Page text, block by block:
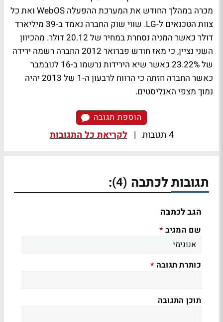
מכרה במהלך החודש את המערכת ההפעלה WebOS ואת כל
צוות הטכנאים ל-LG. שווי שוק החברה נאמד ב-39 מיליארד
דולר כאשר המניה נסחרת במחיר של 20.12 דולר. מהכיוון
השני נציין, כי מאז חודש פברואר 2012 החברה רשמה ירידה
של 23.22% כאשר שיא הירידות נרשמו ב-16 לנובמבר
כאשר החברה חזתה כי הרווח לרבעון ה-1 של 2013 יהיה
נמוך מצפי האנליסטים.
הוספת תגובה
4 תגובות | לקריאת כל התגובות
תגובות לכתבה (4)
:
הגב לכתבה
שם המגיב *
כותרת תגובה *
תוכן התגובה